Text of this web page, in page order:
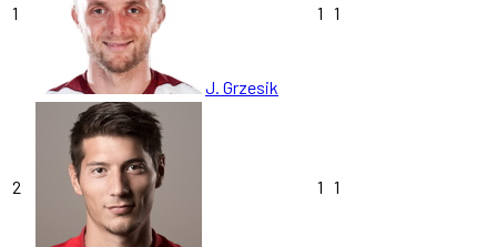
1
J. Grzesik
1 1
2 1 1